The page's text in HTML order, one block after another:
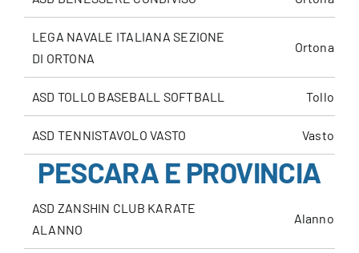
LEGA NAVALE ITALIANA SEZIONE
DI ORTONA
Ortona
ASD TOLLO BASEBALL SOFTBALL Tollo
ASD TENNISTAVOLO VASTO Vasto
PESCARA E PROVINCIA
ASD ZANSHIN CLUB KARATE
ALANNO
Alanno